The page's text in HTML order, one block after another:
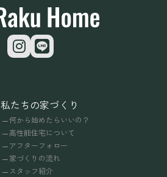
私たちの家づくり
何から始めたらいいの？
高性能住宅について
アフターフォロー
家づくりの流れ
スタッフ紹介